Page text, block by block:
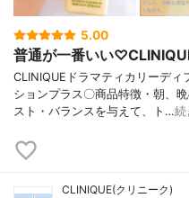
5.00
普通が一番いい
CLINIQUEドラマティカリーデ
ションプラス〇商品特徴・朝、
スト・バランスを与えて、ト…続
CLINIQUE(クリニーク)